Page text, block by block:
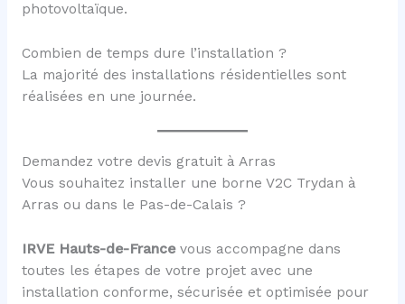
photovoltaïque.
Combien de temps dure l’installation ?
La majorité des installations résidentielles sont
réalisées en une journée.
Demandez votre devis gratuit à Arras
Vous souhaitez installer une borne V2C Trydan à
Arras ou dans le Pas-de-Calais ?
IRVE Hauts-de-Francevous accompagne dans
toutes les étapes de votre projet avec une
installation conforme, sécurisée et optimisée pour